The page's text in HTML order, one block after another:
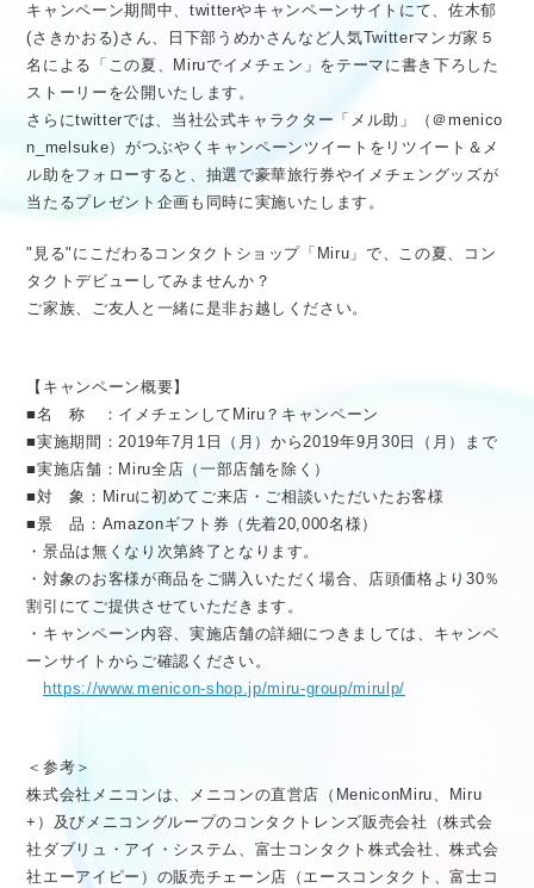
キャンペーン期間中、twitterやキャンペーンサイトにて、佐木郁
(さきかおる)さん、日下部うめかさんなど人気Twitterマンガ家５
名による「この夏、Miruでイメチェン」をテーマに書き下ろした
ストーリーを公開いたします。
さらにtwitterでは、当社公式キャラクター「メル助」（＠menico
n_melsuke）がつぶやくキャンペーンツイートをリツイート＆メ
ル助をフォローすると、抽選で豪華旅行券やイメチェングッズが
当たるプレゼント企画も同時に実施いたします。
"見る"にこだわるコンタクトショップ「Miru」で、この夏、コン
タクトデビューしてみませんか？
ご家族、ご友人と一緒に是非お越しください。
【キャンペーン概要】
■名 称 ：イメチェンしてMiru？キャンペーン
■実施期間：2019年7月1日（月）から2019年9月30日（月）まで
■実施店舗：Miru全店（一部店舗を除く）
■対 象：Miruに初めてご来店・ご相談いただいたお客様
■景 品：Amazonギフト券（先着20,000名様）
・景品は無くなり次第終了となります。
・対象のお客様が商品をご購入いただく場合、店頭価格より30％
割引にてご提供させていただきます。
・キャンペーン内容、実施店舗の詳細につきましては、キャンペ
ーンサイトからご確認ください。
https://www.menicon-shop.jp/miru-group/mirulp/
＜参考＞
株式会社メニコンは、メニコンの直営店（MeniconMiru、Miru
+）及びメニコングループのコンタクトレンズ販売会社（株式会
社ダブリュ・アイ・システム、富士コンタクト株式会社、株式会
社エーアイピー）の販売チェーン店（エースコンタクト、富士コ